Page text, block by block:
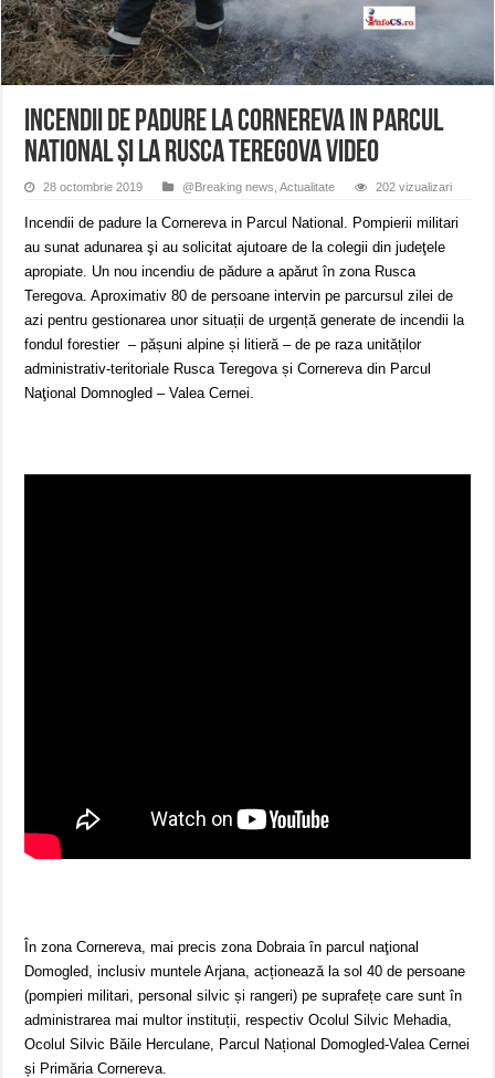
ANUNŢ OPRIRE APĂ în CARANSEBEȘ avarie
ANUNȚ OPRIRE APĂ în Reșița, cartier Țerova – avarie – 04.08.2026
Incendii de padure la Cornereva in Parcul
National și la Rusca Teregova VIDEO
28 octombrie 2019 @Breaking news ,Actualitate 202 vizualizari
Incendii de padure la Cornereva in Parcul National. Pompierii militari
au sunat adunarea şi au solicitat ajutoare de la colegii din judeţele
apropiate. Un nou incendiu de pădure a apărut în zona Rusca
Teregova. Aproximativ 80 de persoane intervin pe parcursul zilei de
azi pentru gestionarea unor situații de urgență generate de incendii la
fondul forestier – pășuni alpine și litieră – de pe raza unităților
administrativ-teritoriale Rusca Teregova și Cornereva din Parcul
Naţional Domnogled – Valea Cernei.
În zona Cornereva, mai precis zona Dobraia în parcul naţional
Domogled, inclusiv muntele Arjana, acționează la sol 40 de persoane
(pompieri militari, personal silvic și rangeri) pe suprafețe care sunt în
administrarea mai multor instituții, respectiv Ocolul Silvic Mehadia,
Ocolul Silvic Băile Herculane, Parcul Național Domogled-Valea Cernei
și Primăria Cornereva.